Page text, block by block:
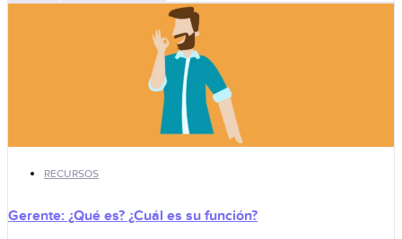
RECURSOS
Gerente: ¿Qué es? ¿Cuál es su función?